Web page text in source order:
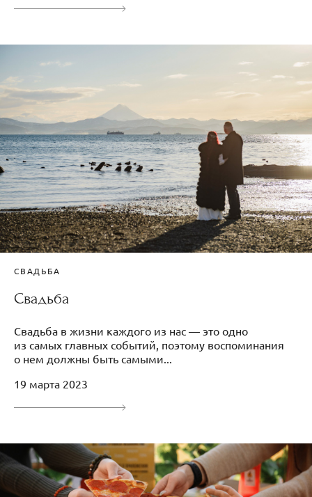
СВАДЬБА
Свадьба
Свадьба в жизни каждого из нас — это одно
из самых главных событий, поэтому воспоминания
о нем должны быть самыми...
19 марта 2023